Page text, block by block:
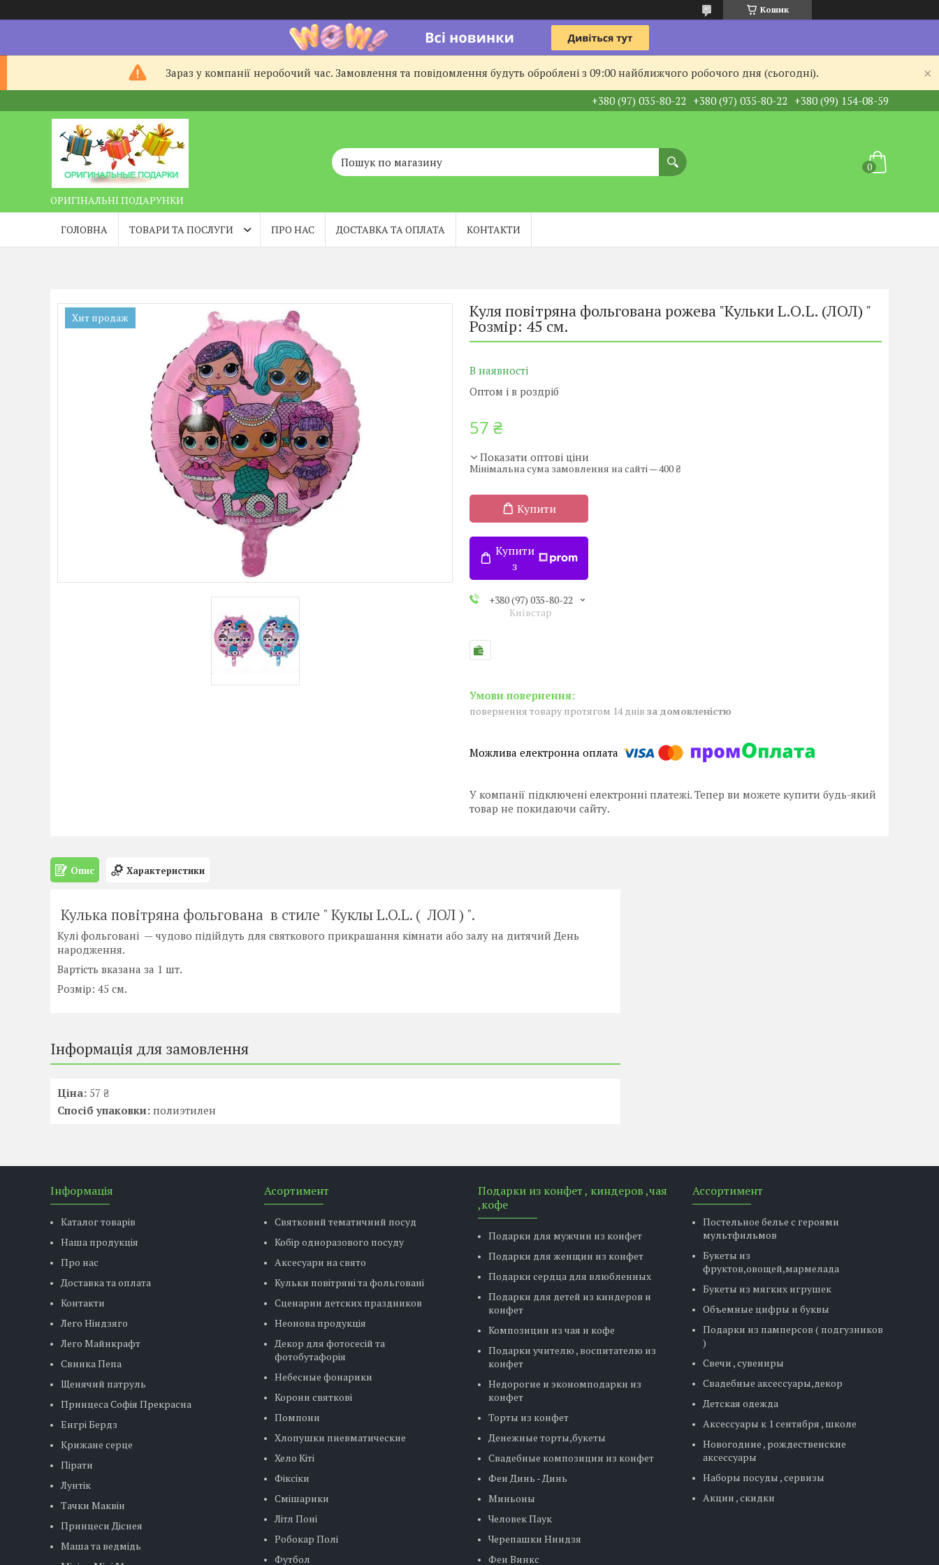
Кошик
Зараз у компанії неробочий час. Замовлення та повідомлення будуть оброблені з 09:00 найближчого робочого дня (сьогодні).
+380 (97) 035-80-22 +380 (97) 035-80-22 +380 (99) 154-08-59
ОРИГІНАЛЬНІ ПОДАРУНКИ
ГОЛОВНА ТОВАРИ ТА ПОСЛУГИ ПРО НАС ДОСТАВКА ТА ОПЛАТА КОНТАКТИ
Хит продаж Куля повітряна фольгована рожева "Кульки L.O.L. (ЛОЛ) "
Розмір: 45 см.
В наявності
Оптом і в роздріб
57 ₴
Показати оптові ціни
Мінімальна сума замовлення на сайті — 400 ₴
Купити
Купити
з
+380 (97) 035-80-22
Київстар
повернення товару протягом 14 днів за домовленістю
У компанії підключені електронні платежі. Тепер ви можете купити будь-який
товар не покидаючи сайту.
Опис Характеристики
Кулька повітряна фольгована в стиле " Куклы L.O.L. ( ЛОЛ ) ".
Кулі фольговані — чудово підійдуть для святкового прикрашання кімнати або залу на дитячий День
народження.
Вартість вказана за 1 шт.
Розмір: 45 см.
Інформація для замовлення
Ціна: 57 ₴
Спосіб упаковки: полиэтилен
Інформація
Каталог товарів
Наша продукція
Про нас
Доставка та оплата
Контакти
Лего Ніндзяго
Лего Майнкрафт
Свинка Пепа
Щенячий патруль
Принцеса Софія Прекрасна
Енгрі Бердз
Крижане серце
Пірати
Лунтік
Тачки Маквін
Принцеси Діснея
Маша та ведмідь
Асортимент
Святковий тематичний посуд
Кобір одноразового посуду
Аксесуари на свято
Кульки повітряні та фольговані
Сценарии детских праздников
Неонова продукція
Декор для фотосесій та
фотобутафорія
Небесные фонарики
Корони святкові
Помпони
Хлопушки пневматические
Хело Кіті
Фіксіки
Смішарики
Літл Поні
Робокар Полі
Футбол
Подарки из конфет , киндеров ,чая
,кофе
Подарки для мужчин из конфет
Подарки для женщин из конфет
Подарки сердца для влюбленных
Подарки для детей из киндеров и
конфет
Композиции из чая и кофе
Подарки учителю , воспитателю из
конфет
Недорогие и экономподарки из
конфет
Торты из конфет
Денежные торты,букеты
Свадебные композиции из конфет
Феи Динь - Динь
Миньоны
Человек Паук
Черепашки Ниндзя
Феи Винкс
Ассортимент
Постельное белье с героями
мультфильмов
Букеты из
фруктов,овощей,мармелада
Букеты из мягких игрушек
Объемные цифры и буквы
Подарки из памперсов ( подгузников
)
Свечи , сувениры
Свадебные аксессуары,декор
Детская одежда
Аксессуары к 1 сентября , школе
Новогодние , рождественские
аксессуары
Наборы посуды , сервизы
Акции , скидки